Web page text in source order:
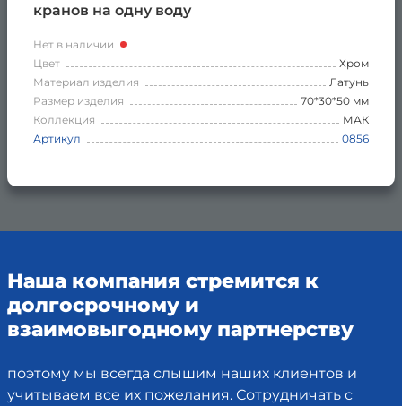
кранов на одну воду
Нет в наличии
Цвет
Хром
Материал изделия
Латунь
Размер изделия
70*30*50 мм
Коллекция
МАК
Артикул
0856
Наша компания стремится к
долгосрочному и
взаимовыгодному партнерству
поэтому мы всегда слышим наших клиентов и
учитываем все их пожелания. Сотрудничать с